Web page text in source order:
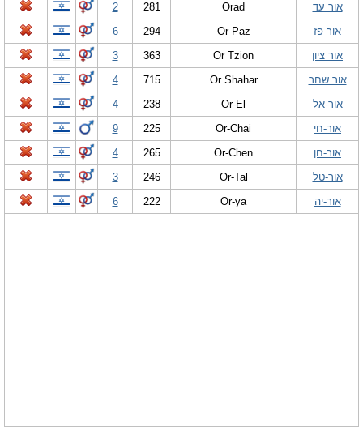
נומרולוגיה
הוסף שם
צור קשר
פייסבוק
אור עד
Orad
281
2
אור פז
Or Paz
294
6
אור ציון
Or Tzion
363
3
אור שחר
Or Shahar
715
4
אור-אל
Or-El
238
4
אור-חי
Or-Chai
225
9
אור-חן
Or-Chen
265
4
אור-טל
Or-Tal
246
3
אור-יה
Or-ya
222
6